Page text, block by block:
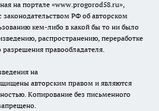
на портале «www.progorod58.ru»,
законодательством РФ об авторском
кем-либо в какой бы то ни было
распространению, переработке
разрешения правообладателя.
на
авторским правом и являются
Копирование без письменного